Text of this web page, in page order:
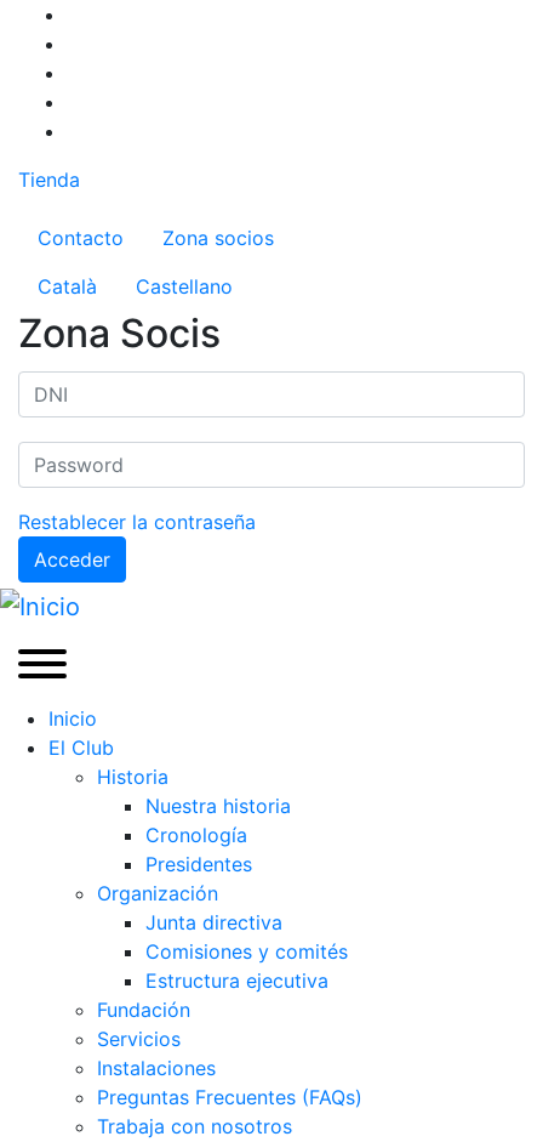
Pasar
contenido
principal
Tienda
Menú del compte d'usuari
Contacto
Zona socios
Català
Castellano
Zona Socis
Restablecer la contraseña
Acceder
Inicio
El Club
Historia
Nuestra historia
Cronología
Presidentes
Organización
Junta directiva
Comisiones y comités
Estructura ejecutiva
Fundación
Servicios
Instalaciones
Preguntas Frecuentes (FAQs)
Trabaja con nosotros